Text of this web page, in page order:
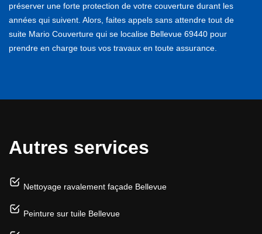
préserver une forte protection de votre couverture durant les
années qui suivent. Alors, faites appels sans attendre tout de
suite Mario Couverture qui se localise Bellevue 69440 pour
prendre en charge tous vos travaux en toute assurance.
Autres services
Nettoyage ravalement façade Bellevue
Peinture sur tuile Bellevue